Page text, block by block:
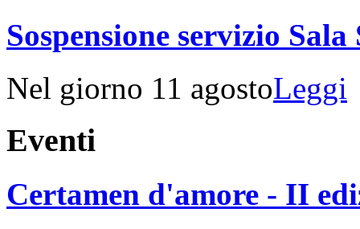
Sospensione servizio
Nel giorno 11 agostoLeggi
Eventi
Certamen d'amore - II